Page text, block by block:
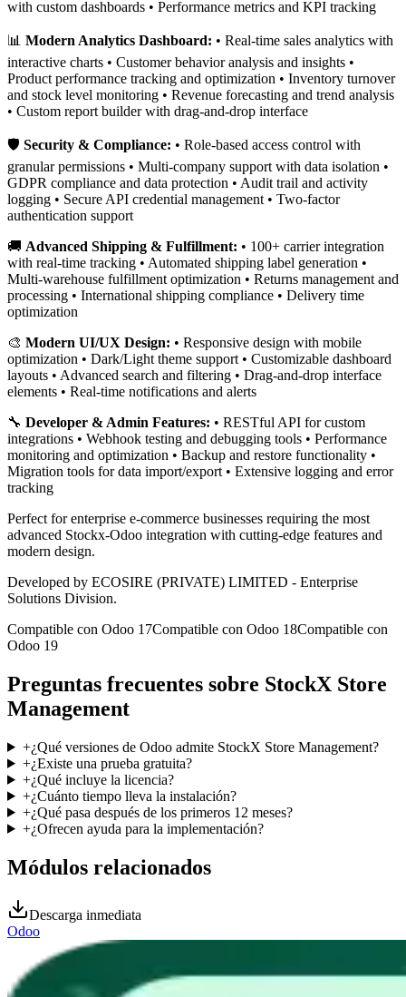
with custom dashboards • Performance metrics and KPI tracking
📊 Modern Analytics Dashboard: • Real-time sales analytics with
interactive charts • Customer behavior analysis and insights •
Product performance tracking and optimization • Inventory turnover
and stock level monitoring • Revenue forecasting and trend analysis
• Custom report builder with drag-and-drop interface
🛡️ Security & Compliance: • Role-based access control with
granular permissions • Multi-company support with data isolation •
GDPR compliance and data protection • Audit trail and activity
logging • Secure API credential management • Two-factor
authentication support
🚚 Advanced Shipping & Fulfillment: • 100+ carrier integration
with real-time tracking • Automated shipping label generation •
Multi-warehouse fulfillment optimization • Returns management and
processing • International shipping compliance • Delivery time
optimization
🎨 Modern UI/UX Design: • Responsive design with mobile
optimization • Dark/Light theme support • Customizable dashboard
layouts • Advanced search and filtering • Drag-and-drop interface
elements • Real-time notifications and alerts
🔧 Developer & Admin Features: • RESTful API for custom
integrations • Webhook testing and debugging tools • Performance
monitoring and optimization • Backup and restore functionality •
Migration tools for data import/export • Extensive logging and error
tracking
Perfect for enterprise e-commerce businesses requiring the most
advanced Stockx-Odoo integration with cutting-edge features and
modern design.
Developed by ECOSIRE (PRIVATE) LIMITED - Enterprise
Solutions Division.
Compatible con Odoo 17Compatible con Odoo 18Compatible con
Odoo 19
Preguntas frecuentes sobre StockX Store
Management
+¿Qué versiones de Odoo admite StockX Store Management?
+¿Existe una prueba gratuita?
+¿Qué incluye la licencia?
+¿Cuánto tiempo lleva la instalación?
+¿Qué pasa después de los primeros 12 meses?
+¿Ofrecen ayuda para la implementación?
Módulos relacionados
Descarga inmediata
Odoo